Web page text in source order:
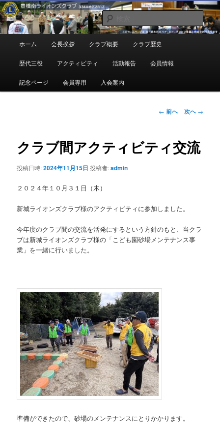
メ
イ
ン
コ
豊橋南ライオンズクラブ
地域奉仕ボランティア
検
索
ュ
ホーム 会長挨拶 クラブ概要 クラブ歴史
歴代三役 アクティビティ 活動報告 会員情報
記念ページ 会員専用 入会案内
投
ゲ
← 前へ 次へ→
クラブ間アクティビティ交流
投稿日時:2024年11月15日 投稿者:admin
２０２４年１０月３１日（木）
新城ライオンズクラブ様のアクティビティに参加しました。
今年度のクラブ間の交流を活発にするという方針のもと、当クラ
ブは新城ライオンズクラブ様の「こども園砂場メンテナンス事
業」を一緒に行いました。
準備ができたので、砂場のメンテナンスにとりかかります。